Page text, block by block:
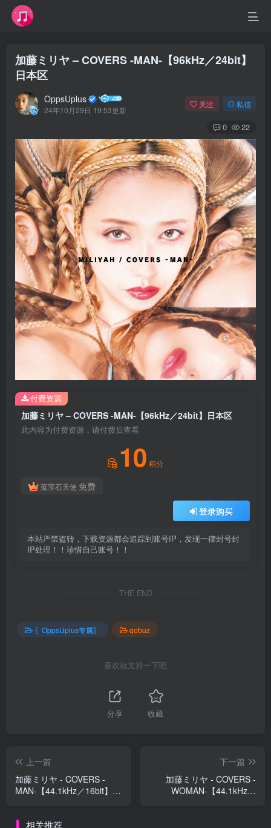
加藤ミリヤ – COVERS -MAN-【96kHz／24bit】
日本区
OppsUplus
24年10月29日 19:53更新
关注 私信
0 22
加藤ミリヤ – COVERS -MAN-【96kHz／24bit】日本区
此内容为付费资源，请付费后查看
10 积分
蓝宝石天使 免费
登录购买
本站严禁盗转，下载资源都会追踪到账号IP，发现一律封号封
IP处理！！珍惜自己账号！！
付费资源
THE END
〖OppsUplus专属〗 qobuz
喜欢就支持一下吧
分享 收藏
上一篇
加藤ミリヤ - COVERS -
MAN-【44.1kHz／16bit】日
下一篇
加藤ミリヤ - COVERS -
WOMAN-【44.1kHz／
相关推荐